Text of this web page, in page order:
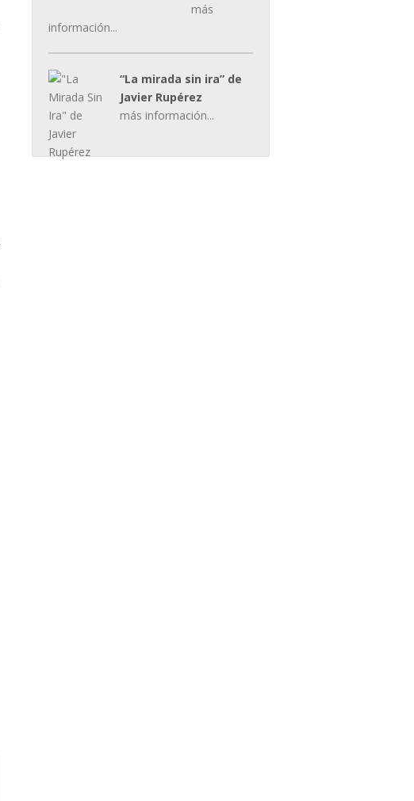
más
información...
“La mirada sin ira” de
Javier Rupérez
más información...